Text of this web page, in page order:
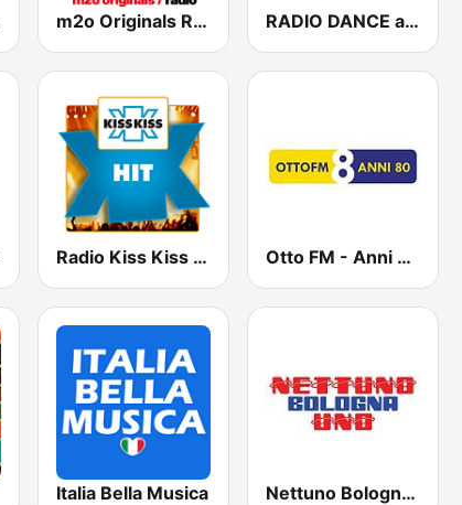
m2o Originals Radio RADIO DANCE anni 90
Radio Kiss Kiss Hit Otto FM - Anni 80
Italia Bella Musica Nettuno Bologna Uno